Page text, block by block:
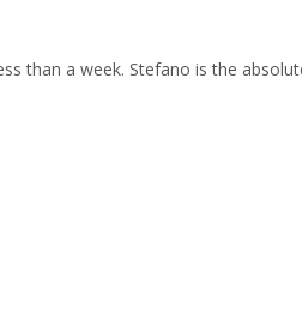
than a week. Stefano is the